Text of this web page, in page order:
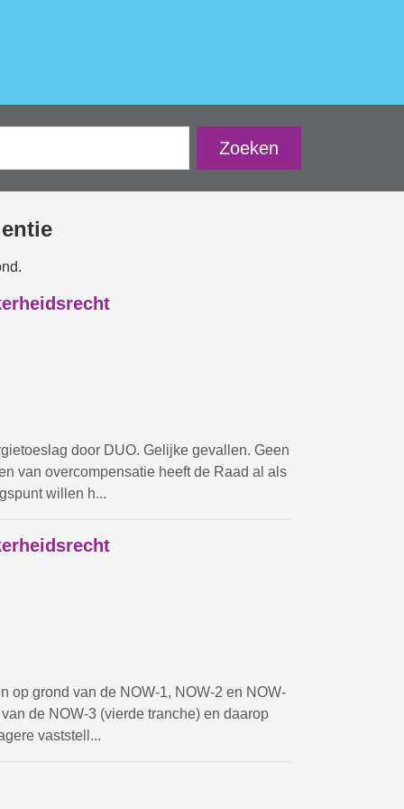
door DUO. Gelijke gevallen. Geen
van overcompensatie heeft de Raad al als
willen h...
op grond van de NOW-1, NOW-2 en NOW-
de NOW-3 (vierde tranche) en daarop
vaststell...